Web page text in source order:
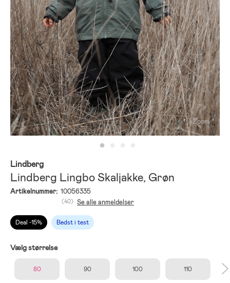
Zoom
Lindberg
Lindberg Lingbo Skaljakke, Grøn
Artikelnummer: 10056335
Deal -15% Bedst i test
(40) Se alle anmeldelser
Vælg størrelse
80 90 100 110